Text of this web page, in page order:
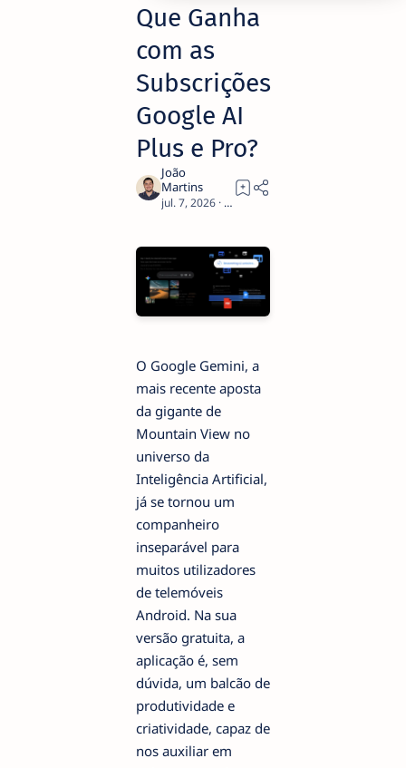
Que Ganha
com as
Subscrições
Google AI
Plus e Pro?
3
O Google Gemini, a
mais recente aposta
da gigante de
Mountain View no
universo da
Inteligência Artificial,
já se tornou um
companheiro
inseparável para
muitos utilizadores
de telemóveis
Android. Na sua
versão gratuita, a
aplicação é, sem
dúvida, um balcão de
produtividade e
criatividade, capaz de
nos auxiliar em